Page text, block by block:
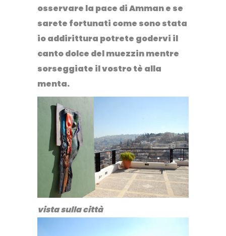
osservare la pace di Amman e se
sarete fortunati come sono stata
io addirittura potrete godervi il
canto dolce del muezzin mentre
sorseggiate il vostro tè alla
menta.
vista sulla città